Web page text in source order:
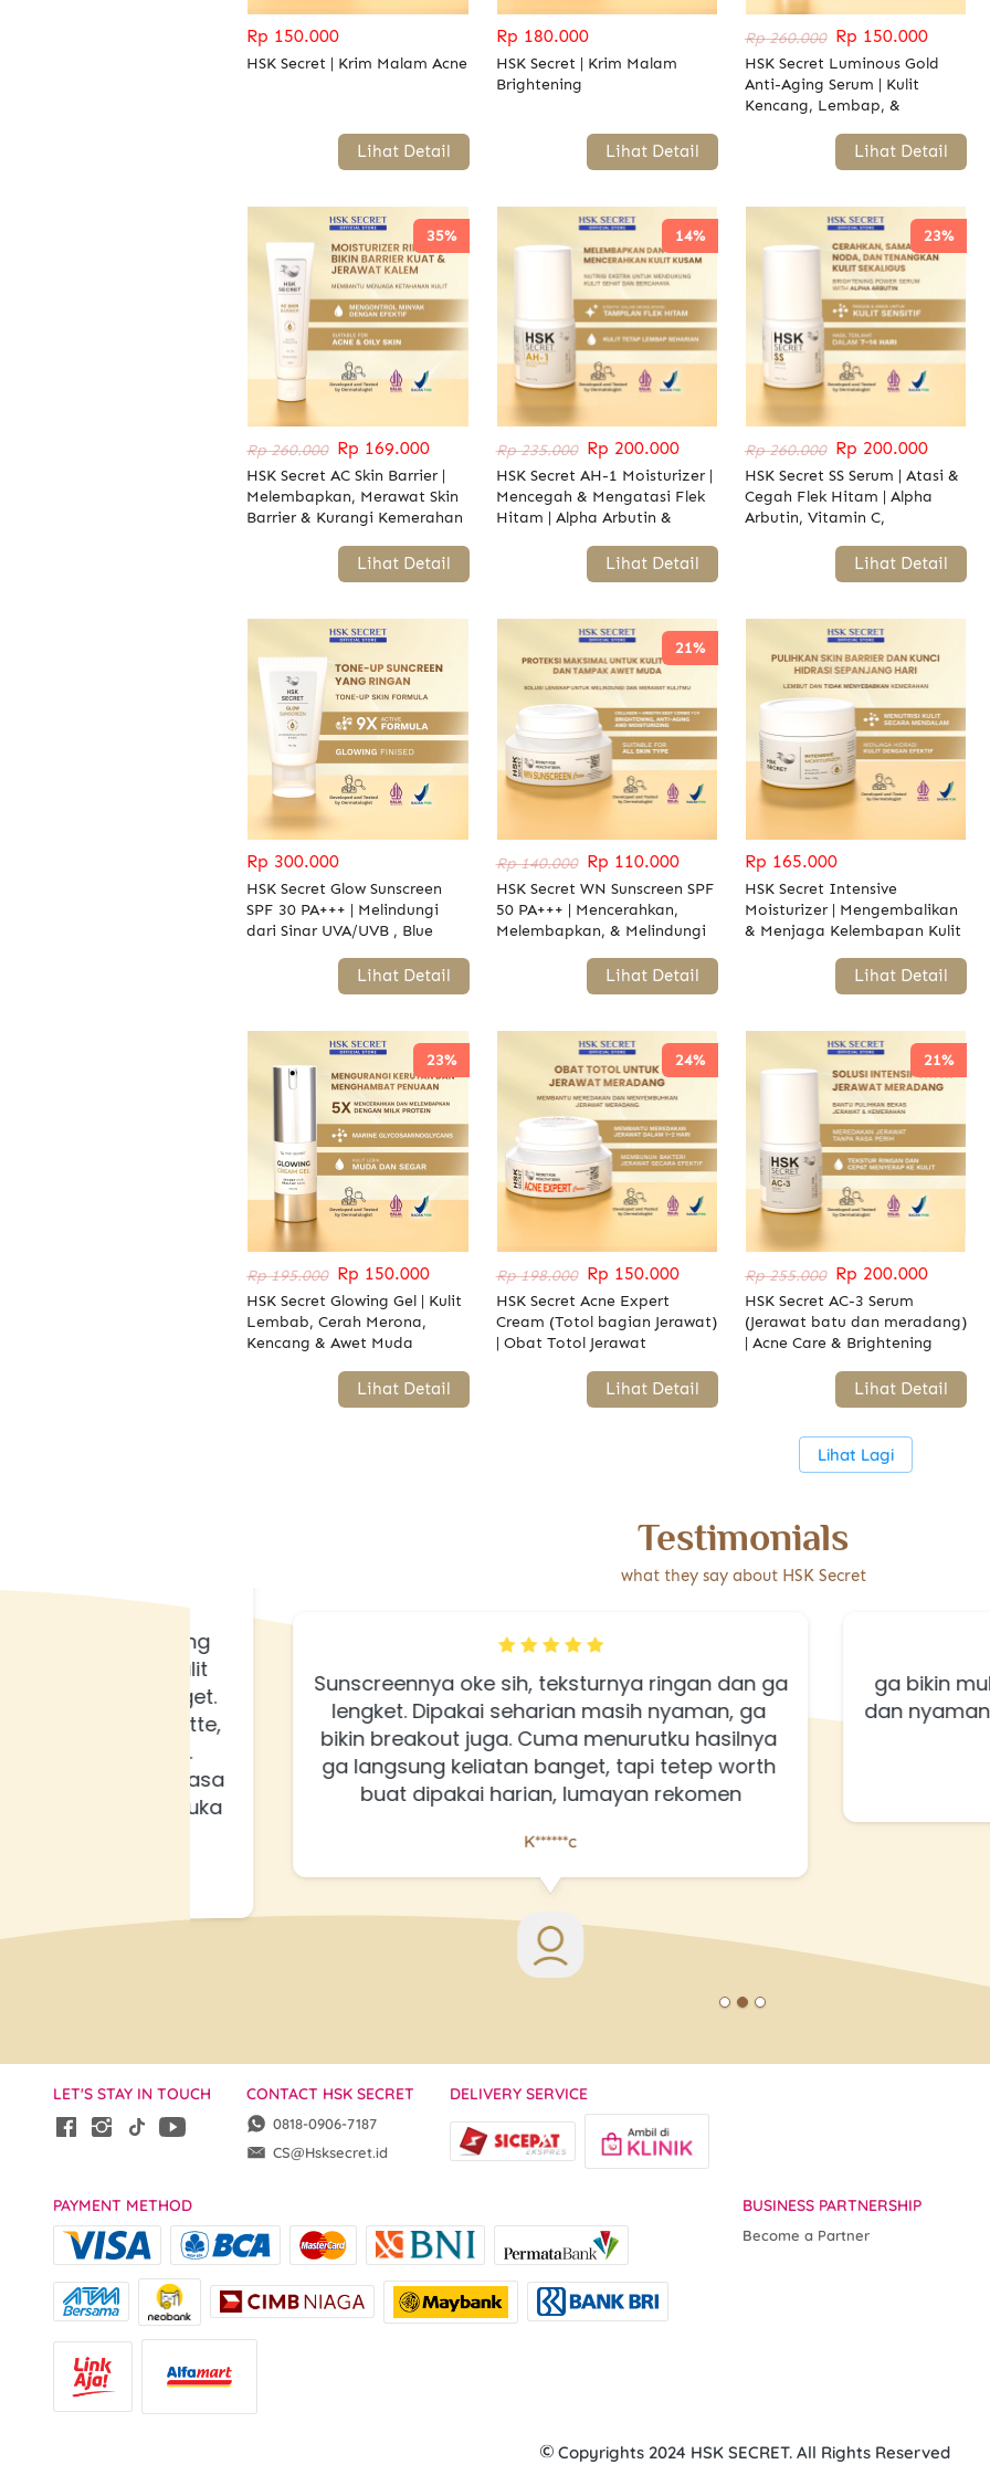
Rp 150.000
HSK Secret | Krim Malam Acne
`Lihat Detail
Rp 180.000
HSK Secret | Krim Malam
Brightening
`Lihat Detail
Rp 260.000 Rp 150.000
HSK Secret Luminous Gold
Anti-Aging Serum | Kulit
Kencang, Lembap, &
`Lihat Detail
Rp 260.000 Rp 169.000
HSK Secret AC Skin Barrier |
Melembapkan, Merawat Skin
Barrier & Kurangi Kemerahan
`Lihat Detail
35%
Rp 235.000 Rp 200.000
HSK Secret AH-1 Moisturizer |
Mencegah & Mengatasi Flek
Hitam | Alpha Arbutin &
`Lihat Detail
14%
Rp 260.000 Rp 200.000
HSK Secret SS Serum | Atasi &
Cegah Flek Hitam | Alpha
Arbutin, Vitamin C,
`Lihat Detail
23%
Rp 300.000
HSK Secret Glow Sunscreen
SPF 30 PA+++ | Melindungi
dari Sinar UVA/UVB , Blue
Lihat Detail
Rp 140.000 Rp 110.000
HSK Secret WN Sunscreen SPF
50 PA+++ | Mencerahkan,
Melembapkan, & Melindungi
Lihat Detail
21%
Rp 165.000
HSK Secret Intensive
Moisturizer | Mengembalikan
& Menjaga Kelembapan Kulit
`Lihat Detail
Rp 195.000 Rp 150.000
HSK Secret Glowing Gel | Kulit
Lembab, Cerah Merona,
Kencang & Awet Muda
`Lihat Detail
23%
Rp 198.000 Rp 150.000
HSK Secret Acne Expert
Cream (Totol bagian Jerawat)
| Obat Totol Jerawat
`Lihat Detail
24%
Rp 255.000 Rp 200.000
HSK Secret AC-3 Serum
(Jerawat batu dan meradang)
| Acne Care & Brightening
`Lihat Detail
21%
`Lihat Lagi
Testimonials
what they say about HSK Secret
Sunscreennya oke sih, teksturnya ringan dan ga
lengket. Dipakai seharian masih nyaman, ga
bikin breakout juga. Cuma menurutku hasilnya
ga langsung keliatan banget, tapi tetep worth
buat dipakai harian, lumayan rekomen
ga bikin muka
dan nyaman
ribet,
LET'S STAY IN TOUCH CONTACT HSK SECRET
0818-0906-7187
CS@Hsksecret.id
DELIVERY SERVICE
PAYMENT METHOD BUSINESS PARTNERSHIP
Become a Partner
Copyrights 2024 HSK SECRET. All Rights Reserved